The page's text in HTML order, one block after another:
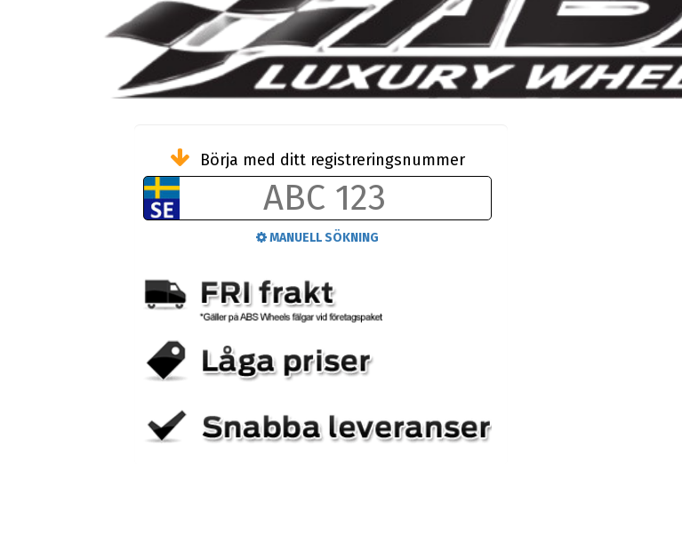
Börja med ditt registreringsnummer
MANUELL SÖKNING